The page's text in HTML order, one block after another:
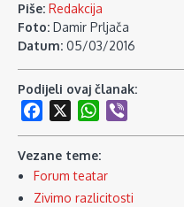
Piše: Redakcija
Foto: Damir Prljača
Datum: 05/03/2016
Podijeli ovaj članak:
Facebook
WhatsApp
Vezane teme:
Forum teatar
Zivimo razlicitosti